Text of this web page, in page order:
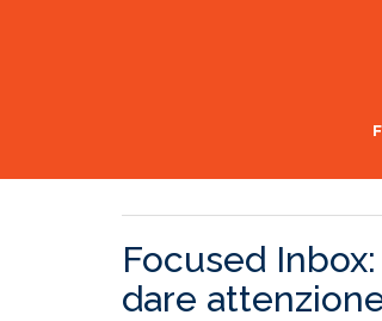
Focused
dare